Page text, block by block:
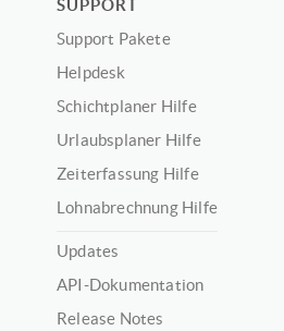
SUPPORT
Support Pakete
Helpdesk
Schichtplaner Hilfe
Urlaubsplaner Hilfe
Zeiterfassung Hilfe
Lohnabrechnung Hilfe
Updates
API-Dokumentation
Release Notes